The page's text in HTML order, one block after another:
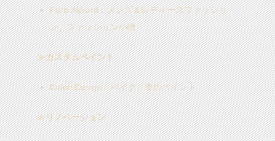
Farb-Akkord：メンズ＆レディースファッショ
ン、ファッション小物
≫カスタムペイント
ColorsDesign：バイク、車のペイント
≫リノベーション